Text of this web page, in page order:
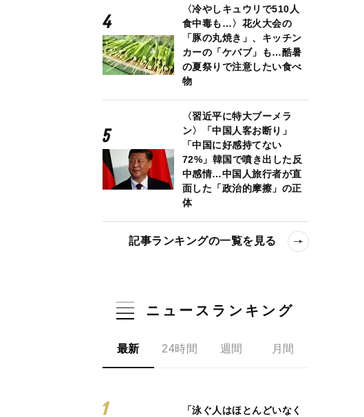
〈冷やしキュウリで510人
食中毒も…〉花火大会の
「豚の丸焼き」、キッチン
カーの「ケバブ」も…酷暑
の夏祭りで注意したい食べ
物
〈習近平に特大ブーメラ
ン〉「中国人客お断り」
「中国に好感持てない
72%」韓国で噴き出した反
中感情…中国人旅行者が直
面した「政治的摩擦」の正
体
記事ランキングの一覧を見る
ニュースランキング
最新 24時間 週間 月間
「泳ぐ人はほとんどいなく